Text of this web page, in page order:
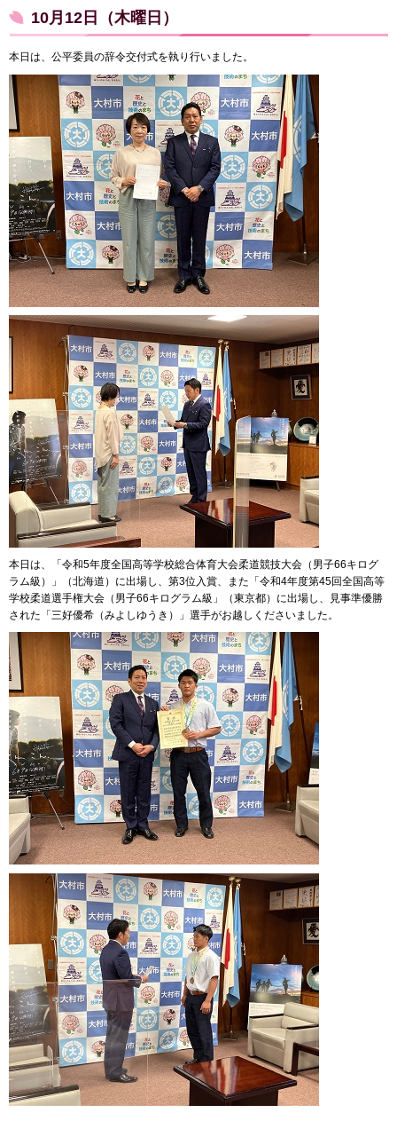
10月12日（木曜日）
本日は、公平委員の辞令交付式を執り行いました。
本日は、「令和5年度全国高等学校総合体育大会柔道競技大会（男子66キログ
ラム級）」（北海道）に出場し、第3位入賞、また「令和4年度第45回全国高等
学校柔道選手権大会（男子66キログラム級」（東京都）に出場し、見事準優勝
された「三好優希（みよしゆうき）」選手がお越しくださいました。